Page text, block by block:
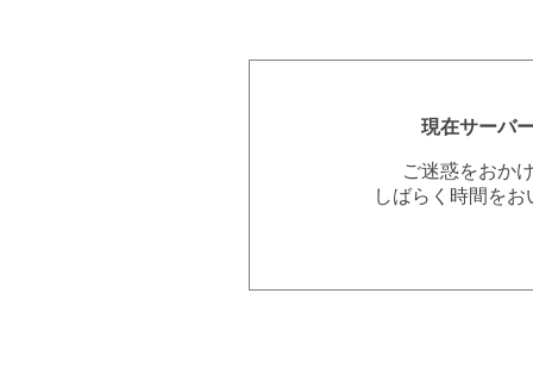
現在サーバ
ご迷惑をおか
しばらく時間を